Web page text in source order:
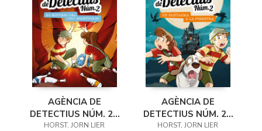
AGÈNCIA DE
DETECTIUS NÚM. 2 -
9. EL MISTERI DEL CI
HORST, JORN LIER
AGÈNCIA DE
DETECTIUS NÚM. 2 -
10. UN FANTASMA A
HORST, JORN LIER